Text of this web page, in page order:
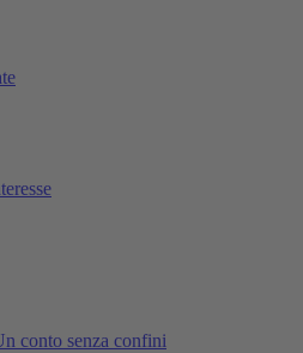
conto senza confini